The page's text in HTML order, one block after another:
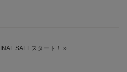
ストも違う、エクラ 華組ふたりが実証